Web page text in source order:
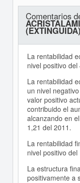
Comentarios
(EXTINGUIDA)
La rentabilidad
nivel positivo del
La rentabilidad
un nivel
valor positivo
contribuido el
alcanzando en
1,21 del 2011.
La rentabilidad
nivel positivo del
La estructura
positivamente a